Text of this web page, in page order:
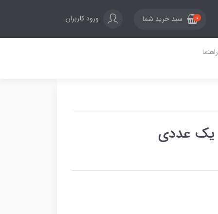
0 سبد خرید شما ورود کاربران
راهنما
عددی